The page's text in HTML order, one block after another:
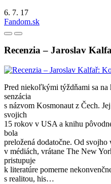
6. 7. 17
Fandom.sk
Recenzia – Jaroslav
Pred niekoľkými týždňami sa
senzácia
s názvom Kosmonaut z Čech.
svojich
15 rokov v USA a knihu
bola
preložená dodatočne. Od svojho
v médiách, vrátane The New
pristupuje
k literatúre pomerne
s realitou, his…